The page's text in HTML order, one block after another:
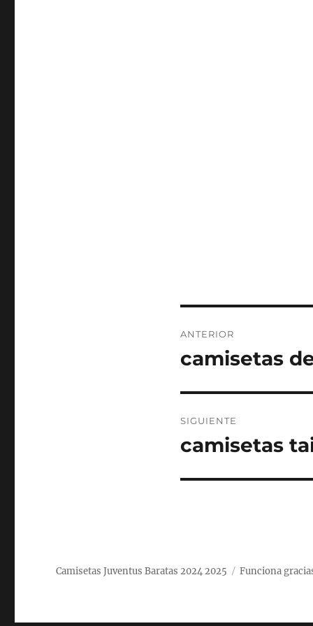
de
ANTERIOR
Entrada
camisetas
SIGUIENTE
Entrada
camisetas
Camisetas Juventus Baratas 2024 2025 Funciona